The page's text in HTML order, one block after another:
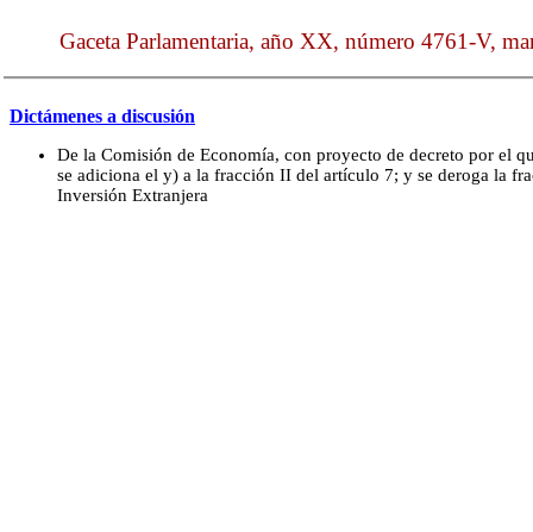
Gaceta Parlamentaria, año XX, número 4761-V,
Dictámenes a discusión
De la Comisión de Economía, con proyecto de decreto por el
se adiciona el y) a la fracción II del artículo 7; y se deroga la
Inversión Extranjera